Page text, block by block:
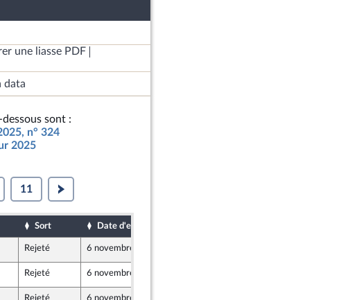
une liasse PDF
data
sont :
n° 324
2025
11
Sort Date d'examen
Rejeté 6 novembre 2024
Rejeté 6 novembre 2024
Rejeté 6 novembre 2024